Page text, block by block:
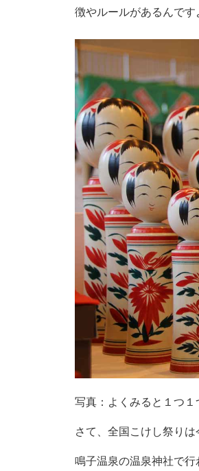
徴やルールがあるんです
写真：よくみると１つ１
さて、全国こけし祭りは
鳴子温泉の温泉神社で